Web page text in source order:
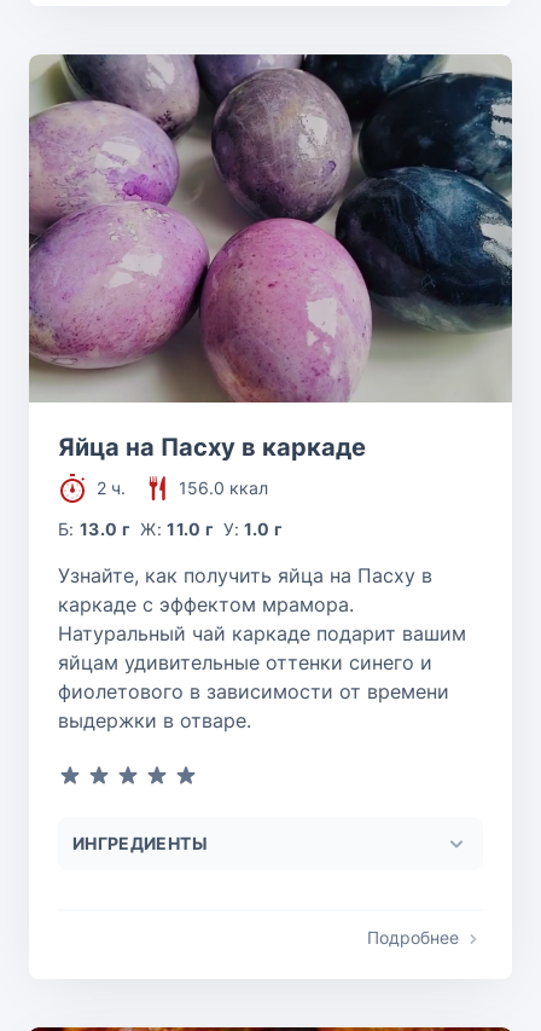
Яйца на Пасху в каркаде
2 ч.
156.0 ккал
Б:13.0 г Ж:11.0 г У:1.0 г
Узнайте, как получить яйца на Пасху в
каркаде с эффектом мрамора.
Натуральный чай каркаде подарит вашим
яйцам удивительные оттенки синего и
фиолетового в зависимости от времени
выдержки в отваре.
ИНГРЕДИЕНТЫ
Подробнее